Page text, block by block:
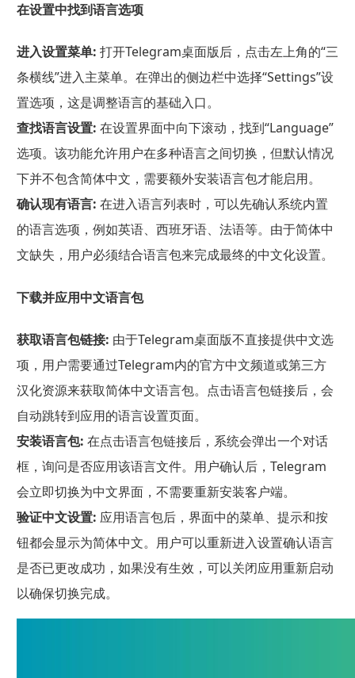
在设置中找到语言选项
进入设置菜单: 打开Telegram桌面版后，点击左上角的“三
条横线”进入主菜单。在弹出的侧边栏中选择“Settings”设
置选项，这是调整语言的基础入口。
查找语言设置: 在设置界面中向下滚动，找到“Language”
选项。该功能允许用户在多种语言之间切换，但默认情况
下并不包含简体中文，需要额外安装语言包才能启用。
确认现有语言: 在进入语言列表时，可以先确认系统内置
的语言选项，例如英语、西班牙语、法语等。由于简体中
文缺失，用户必须结合语言包来完成最终的中文化设置。
下载并应用中文语言包
获取语言包链接: 由于Telegram桌面版不直接提供中文选
项，用户需要通过Telegram内的官方中文频道或第三方
汉化资源来获取简体中文语言包。点击语言包链接后，会
自动跳转到应用的语言设置页面。
安装语言包: 在点击语言包链接后，系统会弹出一个对话
框，询问是否应用该语言文件。用户确认后，Telegram
会立即切换为中文界面，不需要重新安装客户端。
验证中文设置: 应用语言包后，界面中的菜单、提示和按
钮都会显示为简体中文。用户可以重新进入设置确认语言
是否已更改成功，如果没有生效，可以关闭应用重新启动
以确保切换完成。